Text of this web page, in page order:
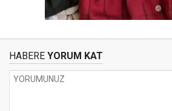
HABERE YORUM KAT